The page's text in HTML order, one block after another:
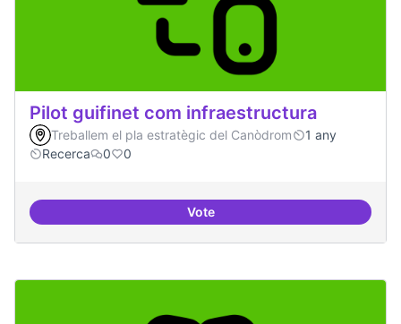
Pilot guifinet com infraestructura
Treballem el pla estratègic del Canòdrom
1 any
Recerca
0 0
VotePilot guifinet com